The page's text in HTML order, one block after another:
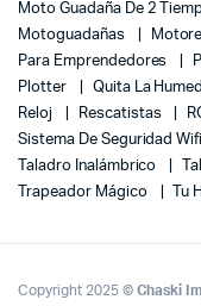
Moto Guadaña De 2
Motoguadañas
Para Emprendedores
Plotter
Quita La
Reloj
Rescatistas
Sistema De Seguridad
Taladro Inalámbrico
Trapeador Mágico
Tu
Copyright 2025 ©Chaski